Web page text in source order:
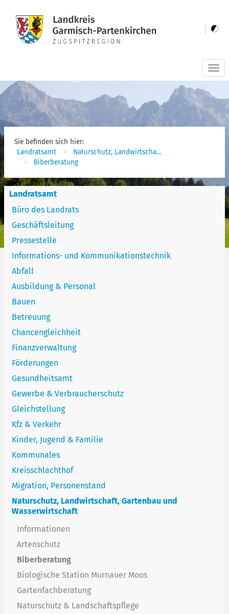
Sie befinden sich hier:
Landratsamt
Naturschutz, Landwirtscha...
Biberberatung
Landratsamt
Büro des Landrats
Geschäftsleitung
Pressestelle
Informations- und Kommunikationstechnik
Abfall
Ausbildung & Personal
Bauen
Betreuung
Chancengleichheit
Finanzverwaltung
Förderungen
Gesundheitsamt
Gewerbe & Verbraucherschutz
Gleichstellung
Kfz & Verkehr
Kinder, Jugend & Familie
Kommunales
Kreisschlachthof
Migration, Personenstand
Naturschutz, Landwirtschaft, Gartenbau und
Wasserwirtschaft
Informationen
Artenschutz
Biberberatung
Biologische Station Murnauer Moos
Gartenfachberatung
Naturschutz & Landschaftspflege